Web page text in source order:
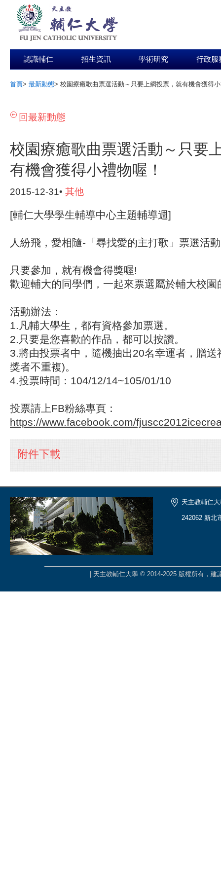
認識輔仁 招生資訊 學術研究 行政服
首頁> 最新動態> 校園療癒歌曲票選活動～只要上網投票，就有機會獲得
回最新動態
校園療癒歌曲票選活動～只要
有機會獲得小禮物喔！
2015-12-31• 其他
[輔仁大學學生輔導中心主題輔導週]
人紛飛，愛相隨-「尋找愛的主打歌」票選活動
只要參加，就有機會得獎喔!
歡迎輔大的同學們，一起來票選屬於輔大校園
活動辦法：
1.凡輔大學生，都有資格參加票選。
2.只要是您喜歡的作品，都可以按讚。
3.將由投票者中，隨機抽出20名幸運者，贈送
獎者不重複)。
4.投票時間：104/12/14~105/01/10
投票請上FB粉絲專頁：
https://www.facebook.com/
附件下載
天主教輔仁
242062 新北
| 天主教輔仁大學 © 2014-2025 版權所有，